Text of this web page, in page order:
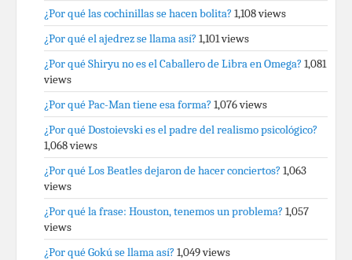
¿Por qué las cochinillas se hacen bolita? 1,108 views
¿Por qué el ajedrez se llama así? 1,101 views
¿Por qué Shiryu no es el Caballero de Libra en Omega? 1,081
views
¿Por qué Pac-Man tiene esa forma? 1,076 views
¿Por qué Dostoievski es el padre del realismo psicológico?
1,068 views
¿Por qué Los Beatles dejaron de hacer conciertos? 1,063
views
¿Por qué la frase: Houston, tenemos un problema? 1,057
views
¿Por qué Gokú se llama así? 1,049 views